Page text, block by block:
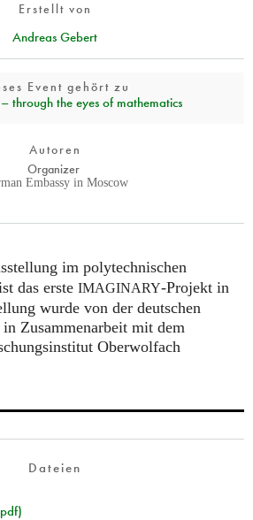
Erstellt von
Andreas Gebert
Event gehört zu
through the eyes of mathematics
Autoren
Organizer
Embassy in Moscow
im polytechnischen
das erste IMAGINARY-Projekt in
wurde von der deutschen
Zusammenarbeit mit dem
Oberwolfach
Dateien